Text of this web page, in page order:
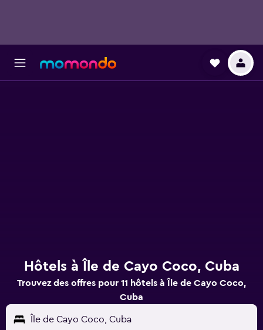
Hôtels à Île de Cayo Coco, Cuba
Trouvez des offres pour 11 hôtels à Île de Cayo Coco,
Cuba
Île de Cayo Coco, Cuba